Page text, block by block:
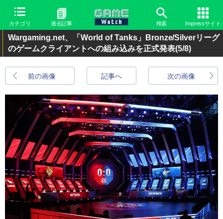
カテゴリ 過去記事 検索 Impressサイト
Wargaming.net、「World of Tanks」Bronze/Silverリーグ
のゲームクライアントへの組み込みを正式発表(5/8)
前の画像 次の画像
記事へ